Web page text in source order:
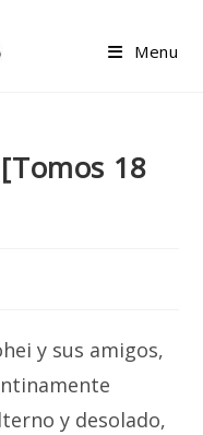
Menu
18
y sus amigos,
y desolado,